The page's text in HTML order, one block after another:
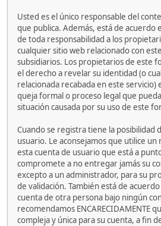
Usted es el único responsable del
que publica. Además, está de acuerdo
de toda responsabilidad a los
cualquier sitio web relacionado con
subsidiarios. Los propietarios de este
el derecho a revelar su identidad (o
relacionada recabada en este servicio)
queja formal o proceso legal que
situación causada por su uso de este
Cuando se registra tiene la posibilidad
usuario. Le aconsejamos que utilice
esta cuenta de usuario que está a
compromete a no entregar jamás su
excepto a un administrador, para su
de validación. También está de
cuenta de otra persona bajo ningún
recomendamos ENCARECIDAMENTE
compleja y única para su cuenta, a fin